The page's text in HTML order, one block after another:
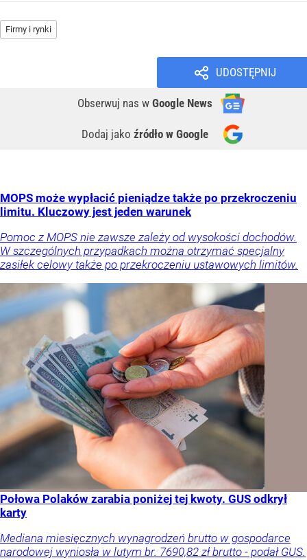
Firmy i rynki
UDOSTĘPNIJ
Obserwuj nas w Google News
Dodaj jako źródło w Google
MOPS może wypłacić pieniądze także po przekroczeniu
limitu. Kluczowy jest jeden warunek
Pomoc z MOPS nie zawsze zależy od wysokości dochodów.
W szczególnych przypadkach można otrzymać specjalny
zasiłek celowy także po przekroczeniu ustawowych limitów.
Połowa Polaków zarabia poniżej tej kwoty. GUS odkrył
karty
Mediana miesięcznych wynagrodzeń brutto w gospodarce
narodowej wyniosła w lutym br. 7690,82 zł brutto - podał GUS.